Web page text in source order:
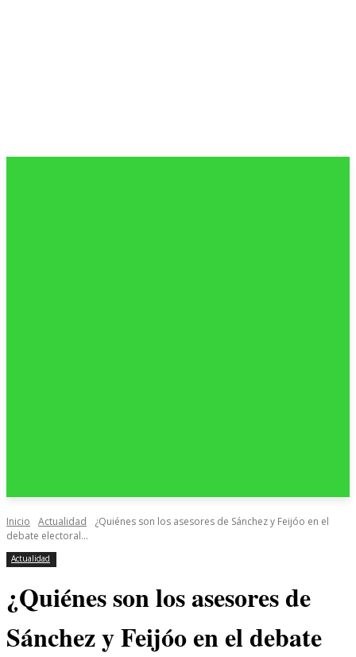
Inicio Actualidad
¿Quiénes son los asesores de Sánchez y Feijóo en el
debate electoral...
Actualidad
¿Quiénes son los asesores de
Sánchez y Feijóo en el debate